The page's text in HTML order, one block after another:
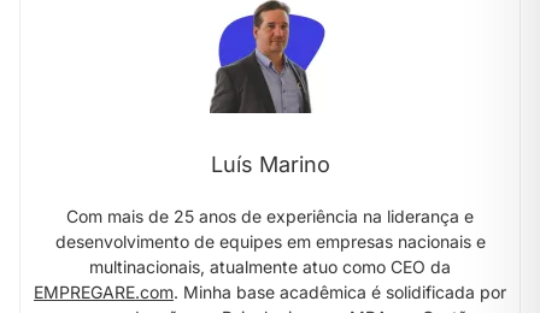
Luís Marino
Com mais de 25 anos de experiência na liderança e
desenvolvimento de equipes em empresas nacionais e
multinacionais, atualmente atuo como CEO da
EMPREGARE.com. Minha base acadêmica é solidificada por